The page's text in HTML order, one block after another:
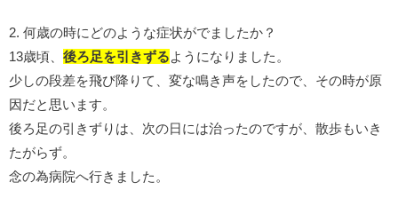
2. 何歳の時にどのような症状がでましたか？
13歳頃、 後ろ足を引きずるようになりました。
少しの段差を飛び降りて、変な鳴き声をしたので、その時が原
因だと思います。
後ろ足の引きずりは、次の日には治ったのですが、散歩もいき
たがらず。
念の為病院へ行きました。